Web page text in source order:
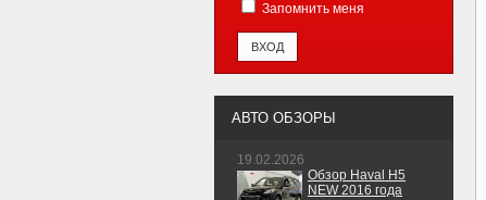
Запомнить меня
АВТО ОБЗОРЫ
19.02.2026
Обзор Haval H5
NEW 2016 года